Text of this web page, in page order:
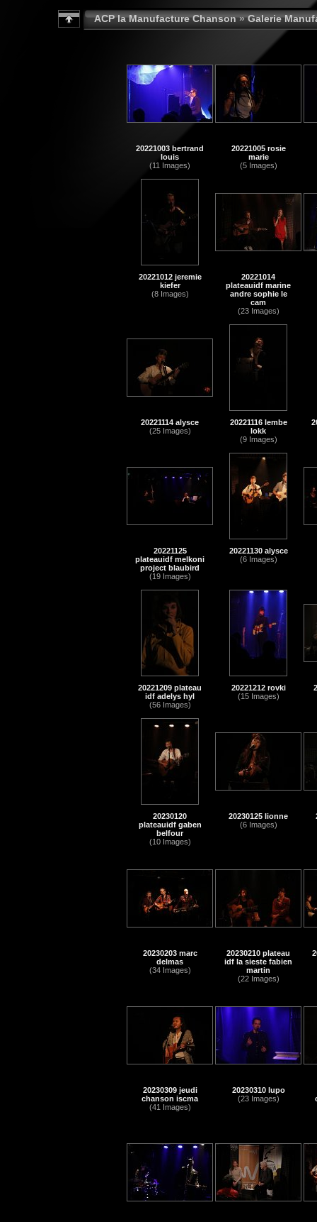
ACP la Manufacture Chanson»Galerie
20221003 bertrand
louis
(11 Images)
20221005 rosie
marie
(5 Images)
20221012 jeremie
kiefer
(8 Images)
20221014
plateauidf marine
andre sophie le
cam
(23 Images)
20221114 alysce
(25 Images)
20221116 lembe
lokk
(9 Images)
20221125
plateauidf melkoni
project blaubird
(19 Images)
20221130 alysce
(6 Images)
20221209 plateau
idf adelys hyl
(56 Images)
20221212 rovki
(15 Images)
20230120
plateauidf gaben
belfour
(10 Images)
20230125 lionne
(6 Images)
20230203 marc
delmas
(34 Images)
20230210 plateau
idf la sieste fabien
martin
(22 Images)
20230309 jeudi
chanson iscma
(41 Images)
20230310 lupo
(23 Images)